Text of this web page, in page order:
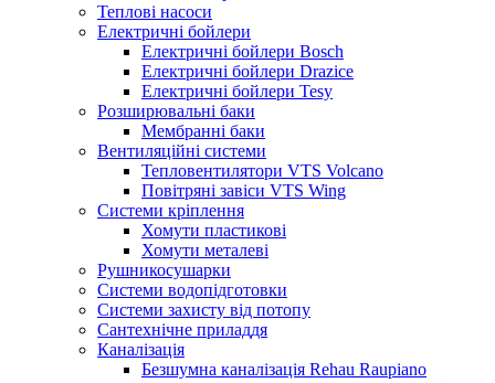
Теплові насоси
Електричні бойлери
Електричні бойлери Bosch
Електричні бойлери Drazice
Електричні бойлери Tesy
Розширювальні баки
Мембранні баки
Вентиляційні системи
Тепловентилятори VTS Volcano
Повітряні завіси VTS Wing
Системи кріплення
Хомути пластикові
Хомути металеві
Рушникосушарки
Системи водопідготовки
Системи захисту від потопу
Сантехнічне приладдя
Каналізація
Безшумна каналізація Rehau Raupiano